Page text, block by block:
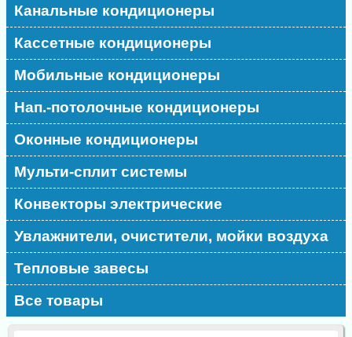
Канальные кондиционеры
Кассетные кондиционеры
Мобильные кондиционеры
Нап.-потолочные кондиционеры
Оконные кондиционеры
Мульти-сплит системы
Конвекторы электрические
Увлажнители, очистители, мойки воздуха
Тепловые завесы
Все товары